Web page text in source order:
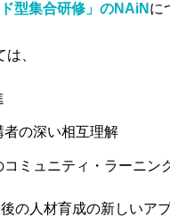
ド型集合研修」のNAiN に
、
者の深い相互理解
ミュニティ・ラーニン
の人材育成の新しいア